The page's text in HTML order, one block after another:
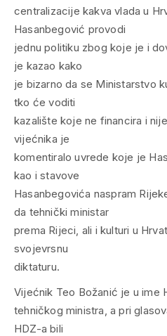
centralizacije kakva vlada u
Hasanbegović provodi
jednu politiku zbog koje je i
je kazao kako
je bizarno da se Ministarstvo
tko će voditi
kazalište koje ne financira i
vijećnika je
komentiralo uvrede koje je
kao i stavove
Hasanbegovića naspram
da tehnički ministar
prema Rijeci, ali i kulturi u
svojevrsnu
diktaturu.
Vijećnik Teo Božanić je u ime
tehničkog ministra, a pri
HDZ-a bili